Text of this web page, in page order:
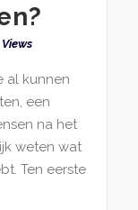
al kunnen
een
na het
weten wat
Ten eerste